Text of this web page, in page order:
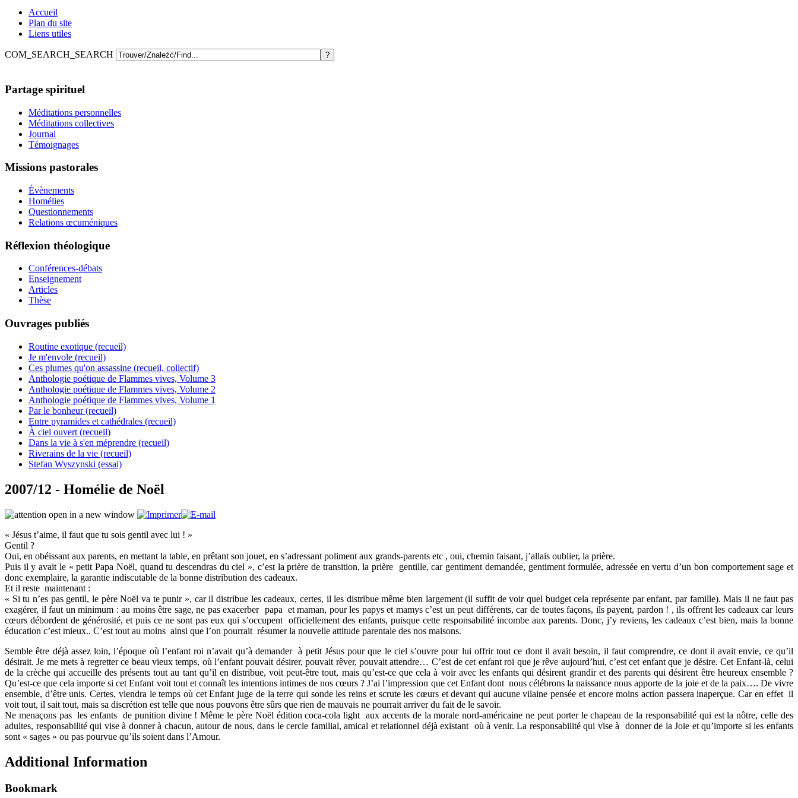
Accueil
Plan du site
Liens utiles
COM_SEARCH_SEARCH
Partage spirituel
Méditations personnelles
Méditations collectives
Journal
Témoignages
Missions pastorales
Évènements
Homélies
Questionnements
Relations œcuméniques
Réflexion théologique
Conférences-débats
Enseignement
Articles
Thèse
Ouvrages publiés
Routine exotique (recueil)
Je m'envole (recueil)
Ces plumes qu'on assassine (recueil, collectif)
Anthologie poétique de Flammes vives, Volume 3
Anthologie poétique de Flammes vives, Volume 2
Anthologie poétique de Flammes vives, Volume 1
Par le bonheur (recueil)
Entre pyramides et cathédrales (recueil)
À ciel ouvert (recueil)
Dans la vie à s'en méprendre (recueil)
Riverains de la vie (recueil)
Stefan Wyszynski (essai)
2007/12 - Homélie de Noël
« Jésus t’aime, il faut que tu sois gentil avec lui ! »
Gentil ?
Oui, en obéissant aux parents, en mettant la table, en prêtant son jouet, en s’adressant poliment aux grands-parents etc , oui, chemin faisant, j’allais oublier, la prière.
Puis il y avait le « petit Papa Noël, quand tu descendras du ciel », c’est la prière de transition, la prière gentille, car gentiment demandée, gentiment formulée, adressée en vertu d’un bon comportement sage et
donc exemplaire, la garantie indiscutable de la bonne distribution des cadeaux.
Et il reste maintenant :
« Si tu n’es pas gentil, le père Noël va te punir », car il distribue les cadeaux, certes, il les distribue même bien largement (il suffit de voir quel budget cela représente par enfant, par famille). Mais il ne faut pas
exagérer, il faut un minimum : au moins être sage, ne pas exacerber papa et maman, pour les papys et mamys c’est un peut différents, car de toutes façons, ils payent, pardon ! , ils offrent les cadeaux car leurs
cœurs débordent de générosité, et puis ce ne sont pas eux qui s’occupent officiellement des enfants, puisque cette responsabilité incombe aux parents. Donc, j’y reviens, les cadeaux c’est bien, mais la bonne
éducation c’est mieux.. C’est tout au moins ainsi que l’on pourrait résumer la nouvelle attitude parentale des nos maisons.
Semble être déjà assez loin, l’époque où l’enfant roi n’avait qu’à demander à petit Jésus pour que le ciel s’ouvre pour lui offrir tout ce dont il avait besoin, il faut comprendre, ce dont il avait envie, ce qu’il
désirait. Je me mets à regretter ce beau vieux temps, où l’enfant pouvait désirer, pouvait rêver, pouvait attendre… C’est de cet enfant roi que je rêve aujourd’hui, c’est cet enfant que je désire. Cet Enfant-là, celui
de la crèche qui accueille des présents tout au tant qu’il en distribue, voit peut-être tout, mais qu’est-ce que cela à voir avec les enfants qui désirent grandir et des parents qui désirent être heureux ensemble ?
Qu’est-ce que cela importe si cet Enfant voit tout et connaît les intentions intimes de nos cœurs ? J’ai l’impression que cet Enfant dont nous célébrons la naissance nous apporte de la joie et de la paix…. De vivre
ensemble, d’être unis. Certes, viendra le temps où cet Enfant juge de la terre qui sonde les reins et scrute les cœurs et devant qui aucune vilaine pensée et encore moins action passera inaperçue. Car en effet il
voit tout, il sait tout, mais sa discrétion est telle que nous pouvons être sûrs que rien de mauvais ne pourrait arriver du fait de le savoir.
Ne menaçons pas les enfants de punition divine ! Même le père Noël édition coca-cola light aux accents de la morale nord-américaine ne peut porter le chapeau de la responsabilité qui est la nôtre, celle des
adultes, responsabilité qui vise à donner à chacun, autour de nous, dans le cercle familial, amical et relationnel déjà existant où à venir. La responsabilité qui vise à donner de la Joie et qu’importe si les enfants
sont « sages » ou pas pourvue qu’ils soient dans l’Amour.
Additional Information
Bookmark